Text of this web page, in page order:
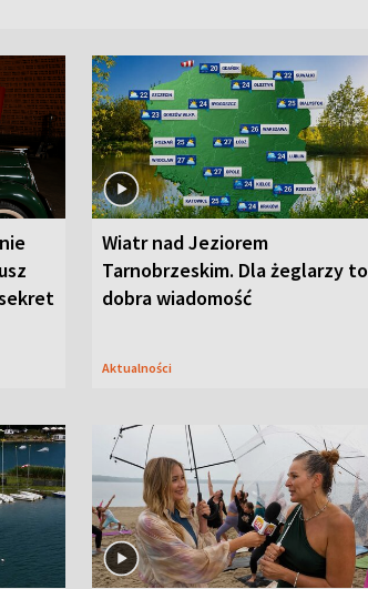
Wiatr nad Jeziorem
Tarnobrzeskim. Dla żeglarzy to
dobra wiadomość
Aktualności